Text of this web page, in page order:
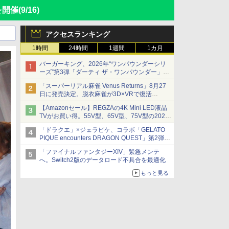
開催(9/16)
アクセスランキング
1時間 24時間 1週間 1カ月
バーガーキング、2026年“ワンパウンダーシリ
ーズ”第3弾「ダーティ ザ・ワンパウンダー」を
8月7日発売
「特製ガーリックマヨソース」を使用した超大
型チーズバーガー
「スーパーリアル麻雀 Venus Returns」8月27
日に発売決定。脱衣麻雀が3D×VRで復活
発売から2週間は20%オフになるセールが実施
【Amazonセール】REGZAの4K Mini LED液晶
TVがお買い得。55V型、65V型、75V型の2026
年モデルがラインナップ
「ドラクエ」×ジェラピケ、コラボ「GELATO
PIQUE encounters DRAGON QUEST」第2弾が
本日発売
アイスカップに入ったスライムやわたぼう、ベ
ビーサタンなどがオリジナルアートで登場
「ファイナルファンタジーXIV」緊急メンテ
へ。Switch2版のデータロード不具合を最適化
もっと見る